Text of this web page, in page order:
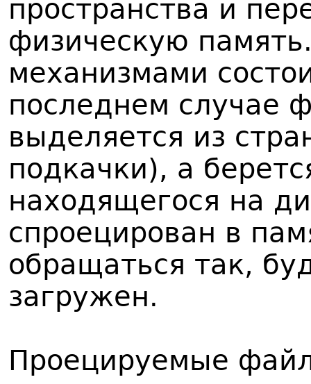
пространства и
физическую
механизмами
последнем случае
выделяется из
подкачки), а
находящегося на
спроецирован в
обращаться так,
загружен.
Проецируемые